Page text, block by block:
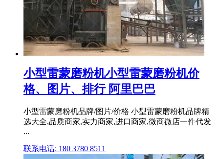
小型雷蒙磨粉机小型雷蒙磨粉机价
格、图片、排行 阿里巴巴
小型雷蒙磨粉机品牌/图片/价格 小型雷蒙磨粉机品牌精
选大全,品质商家,实力商家,进口商家,微商微店一件代发
...
联系电话: 180 3780 8511